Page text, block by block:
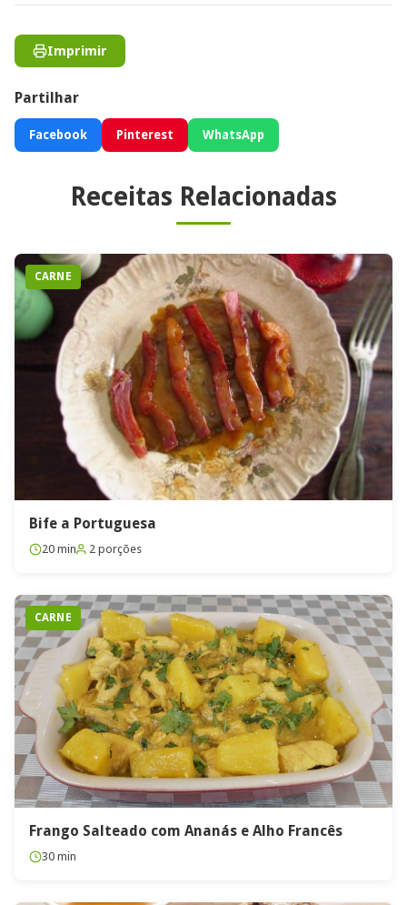
Imprimir
Partilhar
Facebook Pinterest WhatsApp
Receitas Relacionadas
CARNE
Bife a Portuguesa
20 min 2 porções
CARNE
Frango Salteado com Ananás e Alho Francês
30 min